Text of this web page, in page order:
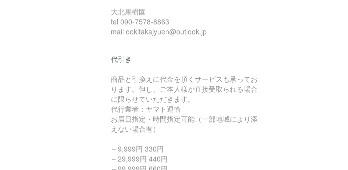
大北果樹園
tel 090-7578-8863
mail ookitakajyuen@outlook.jp
代引き
商品と引換えに代金を頂くサービスも承ってお
ります。但し、ご本人様が直接受取られる場合
に限らせていただきます。
代行業者：ヤマト運輸
お届日指定・時間指定可能（一部地域により添
えない場合有）
～9,999円 330円
～29,999円 440円